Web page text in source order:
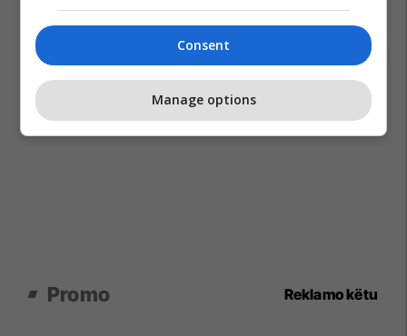
Promo Reklamo këtu
Consent
Manage options